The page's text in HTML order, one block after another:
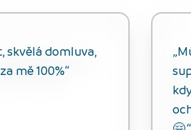
skvělá domluva,
mě 100%“